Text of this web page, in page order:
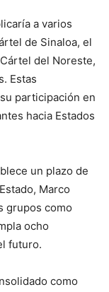
a varios
de Sinaloa, el
del Noreste,
Estas
participación en
hacia Estados
un plazo de
Marco
grupos como
ocho
futuro.
como